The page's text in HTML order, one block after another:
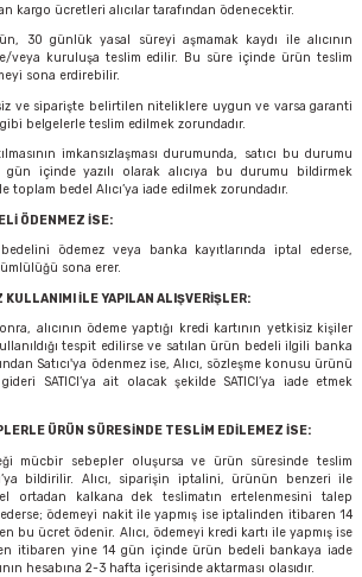
kargo ücretleri alıcılar tarafından ödenecektir.
30 günlük yasal süreyi aşmamak kaydı ile alıcının
veya kuruluşa teslim edilir. Bu süre içinde ürün teslim
sona erdirebilir.
ve siparişte belirtilen niteliklere uygun ve varsa garanti
belgelerle teslim edilmek zorundadır.
imkansızlaşması durumunda, satıcı bu durumu
içinde yazılı olarak alıcıya bu durumu bildirmek
toplam bedel Alıcı’ya iade edilmek zorundadır.
ÖDENMEZ İSE:
bedelini ödemez veya banka kayıtlarında iptal ederse,
sona erer.
KULLANIMI İLE YAPILAN ALIŞVERİŞLER:
alıcının ödeme yaptığı kredi kartının yetkisiz kişiler
tespit edilirse ve satılan ürün bedeli ilgili banka
Satıcı'ya ödenmez ise, Alıcı, sözleşme konusu ürünü
SATICI’ya ait olacak şekilde SATICI’ya iade etmek
ÜRÜN SÜRESİNDE TESLİM EDİLEMEZ İSE:
mücbir sebepler oluşursa ve ürün süresinde teslim
bildirilir. Alıcı, siparişin iptalini, ürünün benzeri ile
ortadan kalkana dek teslimatın ertelenmesini talep
ödemeyi nakit ile yapmış ise iptalinden itibaren 14
bu ücret ödenir. Alıcı, ödemeyi kredi kartı ile yapmış ise
itibaren yine 14 gün içinde ürün bedeli bankaya iade
hesabına 2-3 hafta içerisinde aktarması olasıdır.